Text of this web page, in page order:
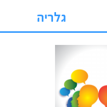
גלריה